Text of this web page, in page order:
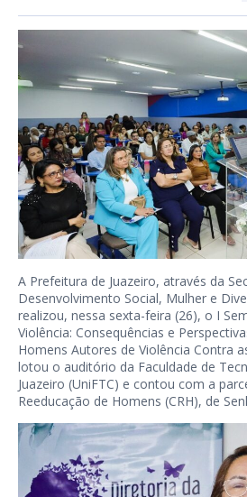
A Prefeitura de Juazeiro, através da
Desenvolvimento Social, Mulher e
realizou, nessa sexta-feira (26), o I
Violência: Consequências e
Homens Autores de Violência Contra
lotou o auditório da Faculdade de
Juazeiro (UniFTC) e contou com a
Reeducação de Homens (CRH), de